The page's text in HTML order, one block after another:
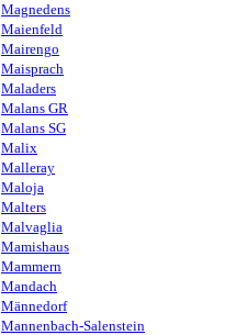
Magnedens
Maienfeld
Mairengo
Maisprach
Maladers
Malans GR
Malans SG
Malix
Malleray
Maloja
Malters
Malvaglia
Mamishaus
Mammern
Mandach
Männedorf
Mannenbach-Salenstein